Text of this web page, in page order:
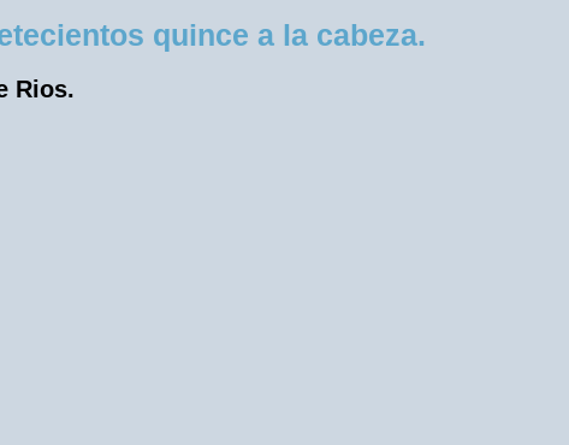
quince a la cabeza.
Rios.